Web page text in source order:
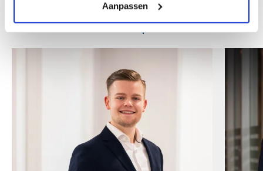
Aanpassen
Weitere Mitarbeiter